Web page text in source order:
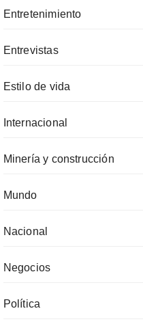
Entretenimiento
Entrevistas
Estilo de vida
Internacional
Minería y construcción
Mundo
Nacional
Negocios
Política